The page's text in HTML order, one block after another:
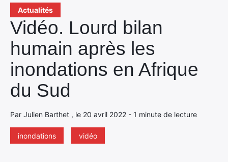
Actualités
Vidéo. Lourd bilan
humain après les
inondations en Afrique
du Sud
Par Julien Barthet , le 20 avril 2022 - 1 minute de lecture
inondations vidéo